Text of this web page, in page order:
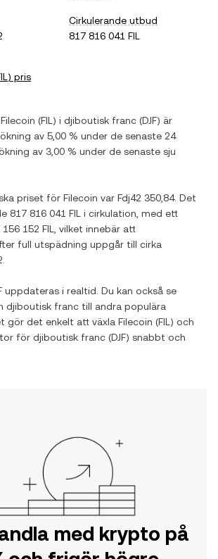
Cirkulerande utbud
817 816 041 FIL
) pris
Filecoin (FIL ) i djiboutisk franc (DJF) är
av 5,00 % under de senaste 24
av 3,00 % under de senaste sju
priset för Filecoin var Fdj42 350,84. Det
817 816 041 FIL i cirkulation, med ett
152 FIL
, vilket innebär att
full utspädning uppgår till cirka
uppdateras i realtid. Du kan också se
djiboutisk franc till andra populära
gör det enkelt att växla Filecoin (FIL ) och
för djiboutisk franc (DJF) snabbt och
med krypto på